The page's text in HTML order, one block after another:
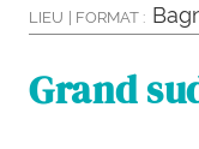
LIEU | FORMAT :
Grand